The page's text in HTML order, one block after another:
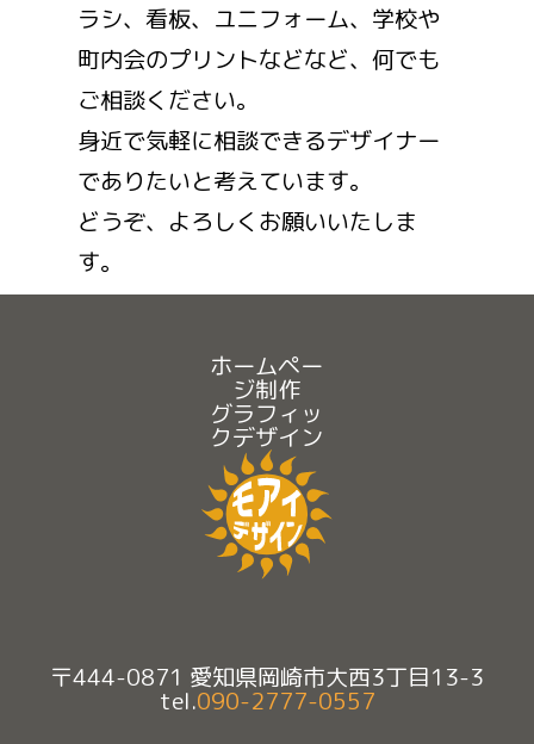
ラシ、看板、ユニフォーム、学校や
町内会のプリントなどなど、何でも
ご相談ください。
身近で気軽に相談できるデザイナー
でありたいと考えています。
どうぞ、よろしくお願いいたしま
す。
ホームペー
ジ制作
グラフィッ
クデザイン
〒444-0871 愛知県岡崎市大西3丁目13-3
tel.090-2777-0557